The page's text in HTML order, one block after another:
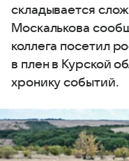
складывается
Москалькова
коллега посетил
в плен в Курской
хронику событий.